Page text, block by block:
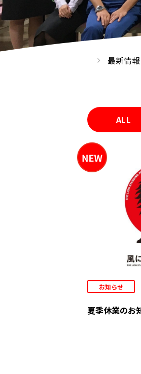
最新情報
ALL
お知らせ
夏季休業のお